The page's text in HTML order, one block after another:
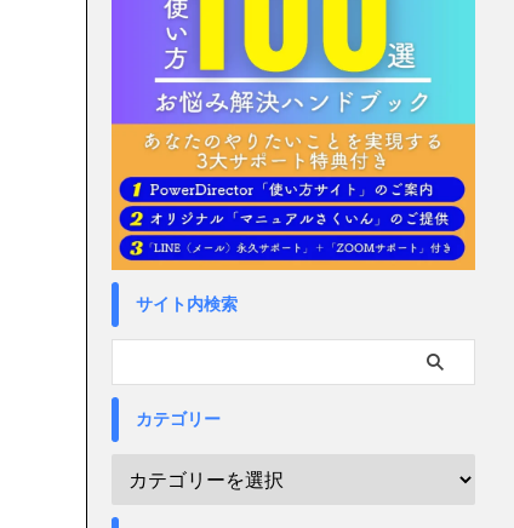
サイト内検索
カテゴリー